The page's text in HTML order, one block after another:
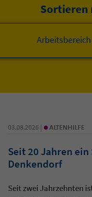
Sortieren
Arbeitsbereich
03.08.2026 | • ALTENHILFE
Seit 20 Jahren ein
Denkendorf
Seit zwei Jahrzehnten